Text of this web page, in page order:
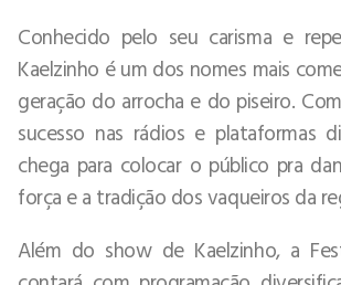
Conhecido pelo seu carisma e
Kaelzinho é um dos nomes mais
geração do arrocha e do piseiro.
sucesso nas rádios e plataformas
chega para colocar o público pra
força e a tradição dos vaqueiros da
Além do show de Kaelzinho, a